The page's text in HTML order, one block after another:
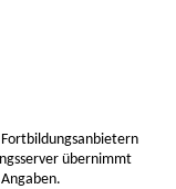
übernimmt